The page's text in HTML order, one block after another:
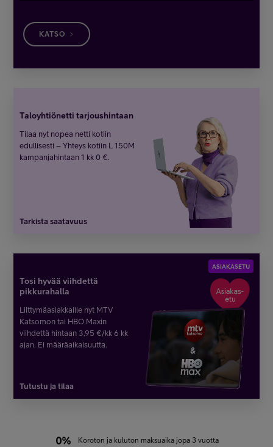
KATSO
Taloyhtiönetti tarjoushintaan
Tilaa nyt nopea netti kotiin
edullisesti – Yhteys kotiin L 150M
kampanjahintaan 1 kk 0 €.
Tarkista saatavuus
ASIAKASETU
Tosi hyvää viihdettä
pikkurahalla
Liittymäasiakkaille nyt MTV
Katsomon tai HBO Maxin
viihdettä hintaan 3,95 €/kk 6 kk
ajan. Ei määräaikaisuutta.
Tutustu ja tilaa
Koroton ja kuluton maksuaika jopa 3 vuotta